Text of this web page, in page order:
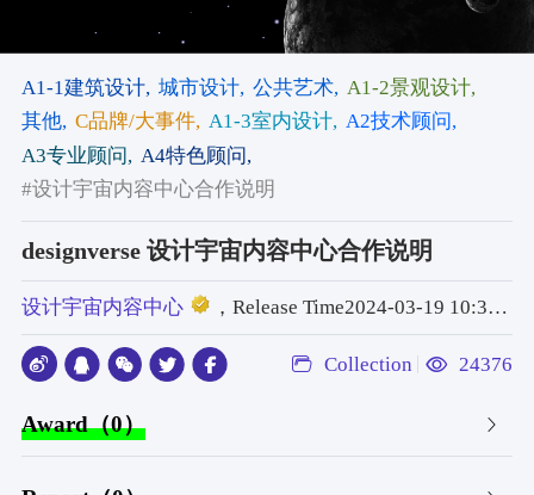
A1-1建筑设计, 城市设计, 公共艺术, A1-2景观设计,
其他, C品牌/大事件, A1-3室内设计, A2技术顾问,
A3专业顾问, A4特色顾问,
#设计宇宙内容中心合作说明
designverse 设计宇宙内容中心合作说明
设计宇宙内容中心 ，Release Time2024-03-19 10:38:43
Collection 24376
Award（0）